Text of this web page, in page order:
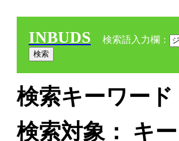
INBUDS 検索語入力欄：
検索キーワー
検索対象： キ